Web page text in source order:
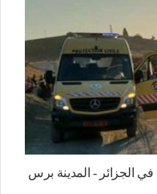
الجزائر - المدينة برس